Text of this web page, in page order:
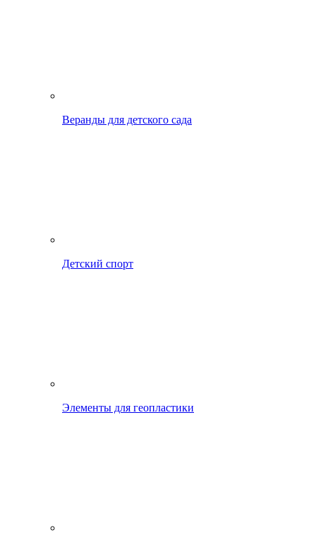
Веранды для детского сада
Детский спорт
Элементы для геопластики